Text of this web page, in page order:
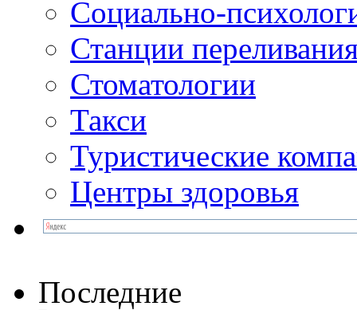
Социально-
Станции
Стоматологии
Такси
Туристические
Центры здоровья
Последние